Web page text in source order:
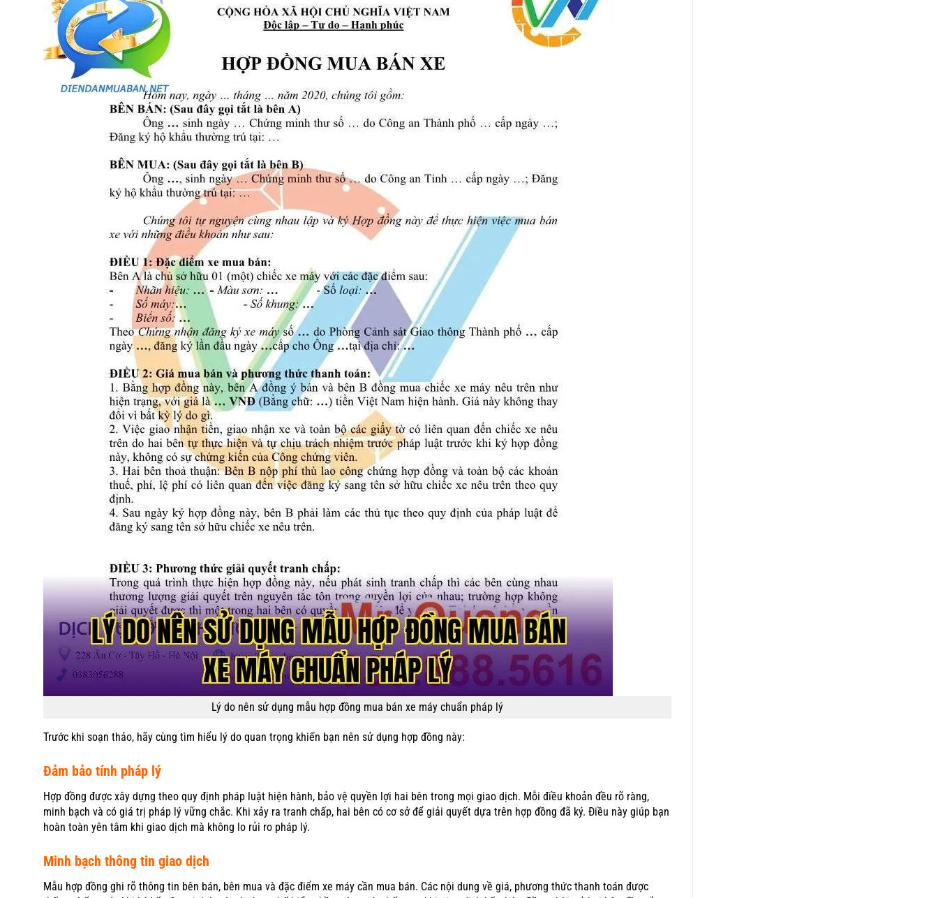
Lý do nên sử dụng mẫu hợp đồng mua bán xe máy chuẩn pháp lý
Trước khi soạn thảo, hãy cùng tìm hiểu lý do quan trọng khiến bạn nên sử dụng hợp đồng này:
Đảm bảo tính pháp lý
Hợp đồng được xây dựng theo quy định pháp luật hiện hành, bảo vệ quyền lợi hai bên trong mọi giao dịch. Mỗi điều khoản đều rõ ràng,
minh bạch và có giá trị pháp lý vững chắc. Khi xảy ra tranh chấp, hai bên có cơ sở để giải quyết dựa trên hợp đồng đã ký. Điều này giúp bạn
hoàn toàn yên tâm khi giao dịch mà không lo rủi ro pháp lý.
Minh bạch thông tin giao dịch
Mẫu hợp đồng ghi rõ thông tin bên bán, bên mua và đặc điểm xe máy cần mua bán. Các nội dung về giá, phương thức thanh toán được